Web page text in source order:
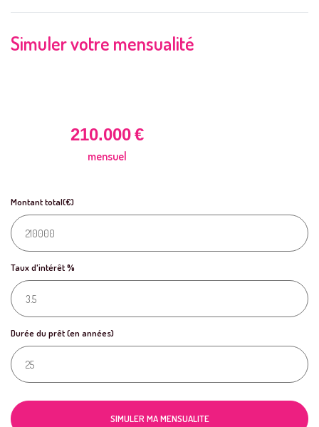
Simuler votre mensualité
210.000 €
mensuel
Montant total(€)
Taux d'intérêt %
Durée du prêt (en années)
SIMULER MA MENSUALITE